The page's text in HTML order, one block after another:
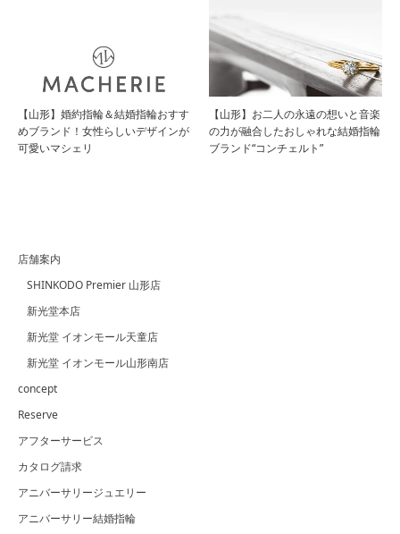
【山形】婚約指輪＆結婚指輪おすす
めブランド！女性らしいデザインが
可愛いマシェリ
【山形】お二人の永遠の想いと音楽
の力が融合したおしゃれな結婚指輪
ブランド“コンチェルト”
店舗案内
SHINKODO Premier 山形店
新光堂本店
新光堂 イオンモール天童店
新光堂 イオンモール山形南店
concept
Reserve
アフターサービス
カタログ請求
アニバーサリージュエリー
アニバーサリー結婚指輪